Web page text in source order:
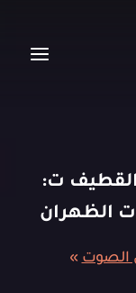
ت:
الصوت»